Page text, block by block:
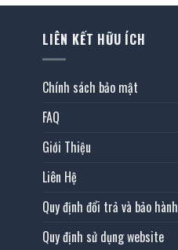
LIÊN KẾT HỮU ÍCH
Chính sách bảo mật
FAQ
Giới Thiệu
Liên Hệ
Quy định đổi trả và bảo hành
Quy định sử dụng website